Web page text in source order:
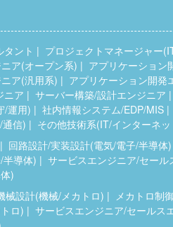
ント
プロジェクトマネージャー
ア(オープン系)
アプリケーション
ア(汎用系)
アプリケーション開発
ニア
サーバー構築/設計エンジニア
/運用)
社内情報システム/EDP/MIS
信)
その他技術系(IT/インターネ
回路設計/実装設計(電気/電子/半導体)
半導体)
サービスエンジニア/セー
)
械設計(機械/メカトロ) メカトロ制
ロ)
サービスエンジニア/セールス